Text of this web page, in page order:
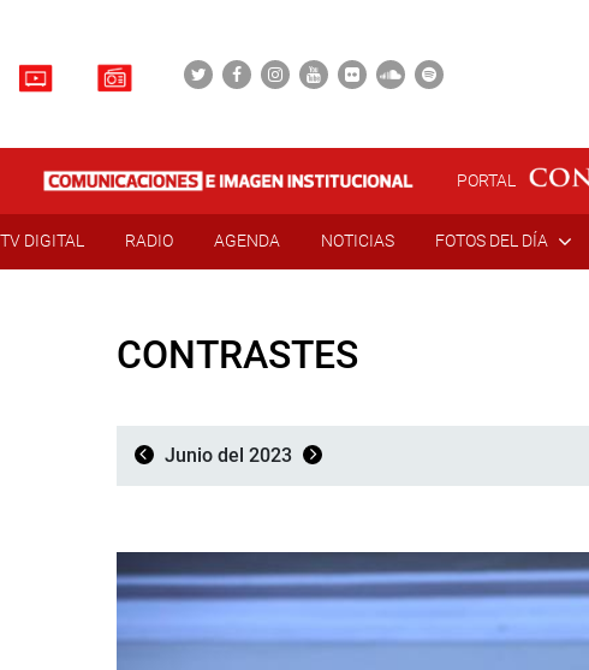
PORTAL
TV DIGITAL RADIO AGENDA NOTICIAS FOTOS DEL DÍA
CONTRASTES
Junio del 2023